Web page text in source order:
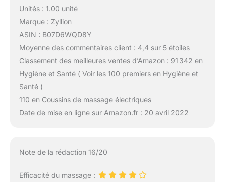
Unités : 1.00 unité
Marque : Zyllion
ASIN : B07D6WQD8Y
Moyenne des commentaires client : 4,4 sur 5 étoiles
Classement des meilleures ventes d’Amazon : 91 342 en
Hygiène et Santé ( Voir les 100 premiers en Hygiène et
Santé )
110 en Coussins de massage électriques
Date de mise en ligne sur Amazon.fr : 20 avril 2022
Note de la rédaction 16/20
Efficacité du massage :